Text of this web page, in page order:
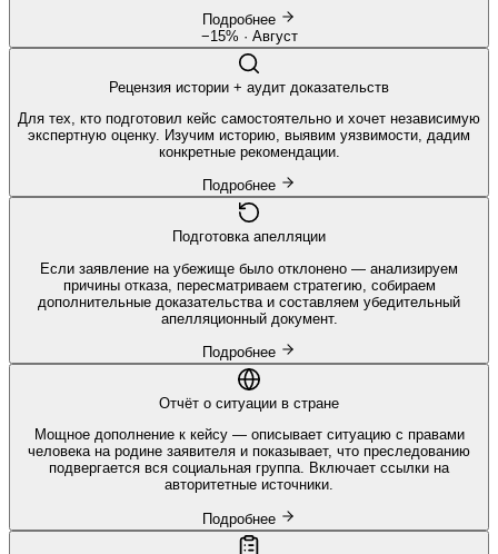
Подробнее
−15% · Август
Рецензия истории + аудит доказательств
Для тех, кто подготовил кейс самостоятельно и хочет независимую
экспертную оценку. Изучим историю, выявим уязвимости, дадим
конкретные рекомендации.
Подробнее
Подготовка апелляции
Если заявление на убежище было отклонено — анализируем
причины отказа, пересматриваем стратегию, собираем
дополнительные доказательства и составляем убедительный
апелляционный документ.
Подробнее
Отчёт о ситуации в стране
Мощное дополнение к кейсу — описывает ситуацию с правами
человека на родине заявителя и показывает, что преследованию
подвергается вся социальная группа. Включает ссылки на
авторитетные источники.
Подробнее